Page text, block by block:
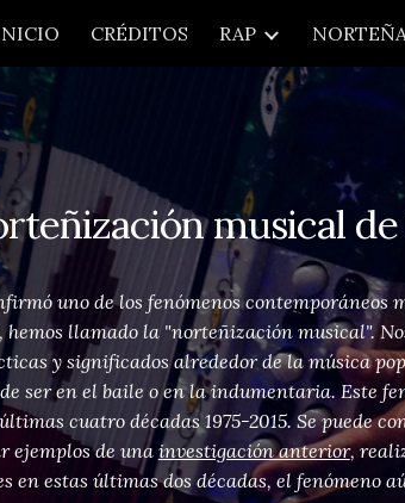
to main contentCRÉDITOS RAP
musical
uno de los fenómenos
hemos llamado la "norteñización musical".
y significados alrededor de la música
ser en el baile o en la indumentaria. Este
cuatro décadas 1975-2015. Se puede
ejemplos de una investigación anterior,
en estas últimas dos décadas, el fenómeno